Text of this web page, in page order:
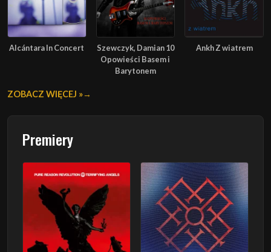
Alcántara In Concert
Szewczyk, Damian 10
Opowieści Basem i
Barytonem
Ankh Z wiatrem
ZOBACZ WIĘCEJ »
Premiery